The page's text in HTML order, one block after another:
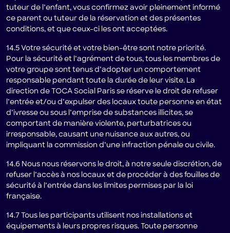
tuteur de l’enfant, vous confirmez avoir pleinement informé
ce parent ou tuteur de la réservation et des présentes
conditions, et que ceux-ci les ont acceptées.
14.5 Votre sécurité et votre bien-être sont notre priorité.
Pour la sécurité et l’agrément de tous, tous les membres de
votre groupe sont tenus d’adopter un comportement
responsable pendant toute la durée de leur visite. La
direction de TOCA Social Paris se réserve le droit de refuser
l’entrée et/ou d’expulser des locaux toute personne en état
d’ivresse ou sous l’emprise de substances illicites, se
comportant de manière violente, perturbatrices ou
irresponsable, causant une nuisance aux autres, ou
impliquant la commission d’une infraction pénale ou civile.
14.6 Nous nous réservons le droit, à notre seule discrétion, de
refuser l’accès à nos locaux et de procéder à des fouilles de
sécurité à l’entrée dans les limites permises par la loi
française.
14.7 Tous les participants utilisent nos installations et
équipements à leurs propres risques. Toute personne